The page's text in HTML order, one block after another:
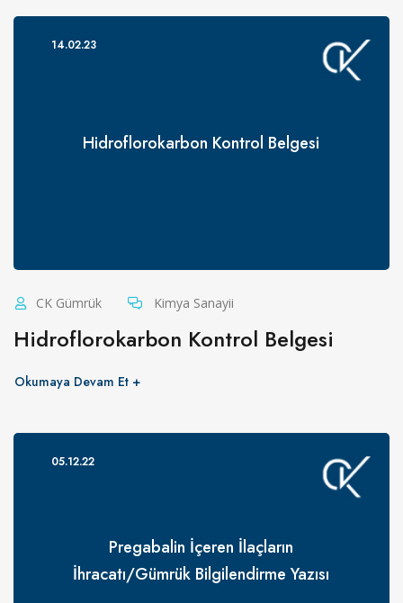
Hidroflorokarbon Kontrol Belgesi
14.02.23
CK Gümrük Kimya Sanayii
Hidroflorokarbon Kontrol Belgesi
Okumaya Devam Et
Pregabalin İçeren İlaçların
İhracatı/Gümrük Bilgilendirme Yazısı
05.12.22